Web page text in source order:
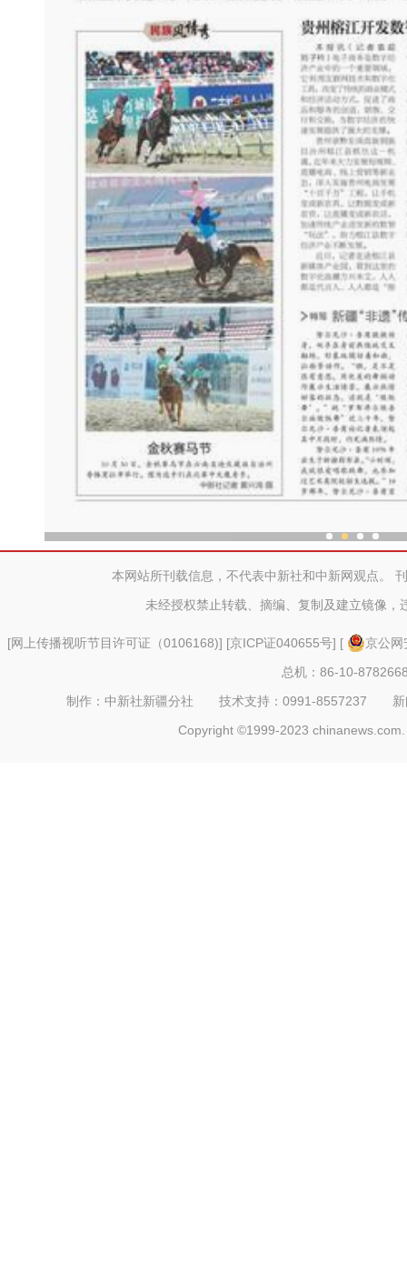
本网站所刊载信息，不代表中新社和中新网观点。
未经授权禁止转载、摘编、复制及建立镜像，
[网上传播视听节目许可证（0106168)] [京ICP证040655号] [
京公
总机：86-10-
制作：中新社新疆分社 技术支持：0991-8557237
Copyright ©1999-2023